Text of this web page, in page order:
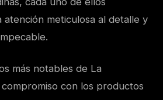
meticulosa al detalle y
más notables de La
con los productos